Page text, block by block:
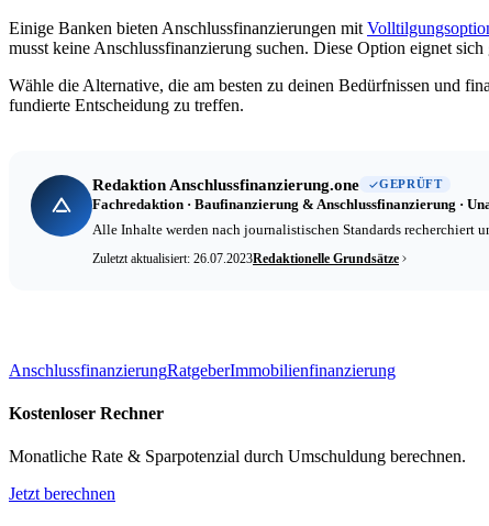
Einige Banken bieten Anschlussfinanzierungen mit
musst keine Anschlussfinanzierung suchen. Diese Option eignet
Wähle die Alternative, die am besten zu deinen Bedürfnissen und
fundierte Entscheidung zu treffen.
Redaktion Anschlussfinanzierung.one GEPRÜFT
Fachredaktion · Baufinanzierung & Anschlussfinanzierung ·
Alle Inhalte werden nach journalistischen Standards
Zuletzt aktualisiert: 26.07.2023Redaktionelle Grundsätze
AnschlussfinanzierungRatgeberImmobilienfinanzierung
Kostenloser Rechner
Monatliche Rate & Sparpotenzial durch Umschuldung berechnen.
Jetzt berechnen